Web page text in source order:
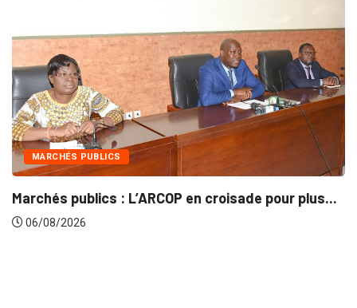
MARCHÉS PUBLICS
Marchés publics : L’ARCOP en croisade pour plus...
06/08/2026